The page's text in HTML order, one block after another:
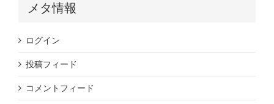
メタ情報
ログイン
投稿フィード
コメントフィード